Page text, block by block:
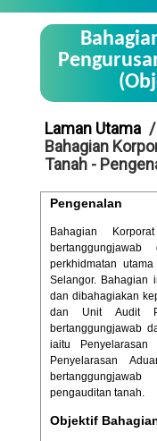
Laman Utama
Bahagian
Tanah -
Pengenalan
Bahagian
perkhidmatan
Selangor. Bahagian
dan dibahagiakan
dan Unit Audit
bertanggungjawab
iaitu Penyelarasan
Penyelarasan
pengauditan tanah.
Objektif